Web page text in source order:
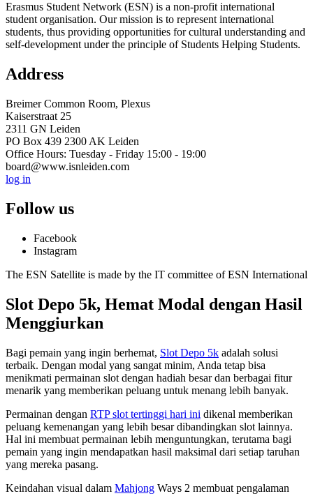
Erasmus Student Network (ESN) is a non-profit international
student organisation. Our mission is to represent international
students, thus providing opportunities for cultural understanding and
self-development under the principle of Students Helping Students.
Address
Breimer Common Room, Plexus
Kaiserstraat 25
2311 GN Leiden
PO Box 439 2300 AK Leiden
Office Hours: Tuesday - Friday 15:00 - 19:00
board@www.isnleiden.com
log in
Follow us
Facebook
Instagram
The ESN Satellite is made by the IT committee of ESN International
Slot Depo 5k, Hemat Modal dengan Hasil
Menggiurkan
Bagi pemain yang ingin berhemat, Slot Depo 5k adalah solusi
terbaik. Dengan modal yang sangat minim, Anda tetap bisa
menikmati permainan slot dengan hadiah besar dan berbagai fitur
menarik yang memberikan peluang untuk menang lebih banyak.
Permainan dengan RTP slot tertinggi hari ini dikenal memberikan
peluang kemenangan yang lebih besar dibandingkan slot lainnya.
Hal ini membuat permainan lebih menguntungkan, terutama bagi
pemain yang ingin mendapatkan hasil maksimal dari setiap taruhan
yang mereka pasang.
Keindahan visual dalam Mahjong Ways 2 membuat pengalaman